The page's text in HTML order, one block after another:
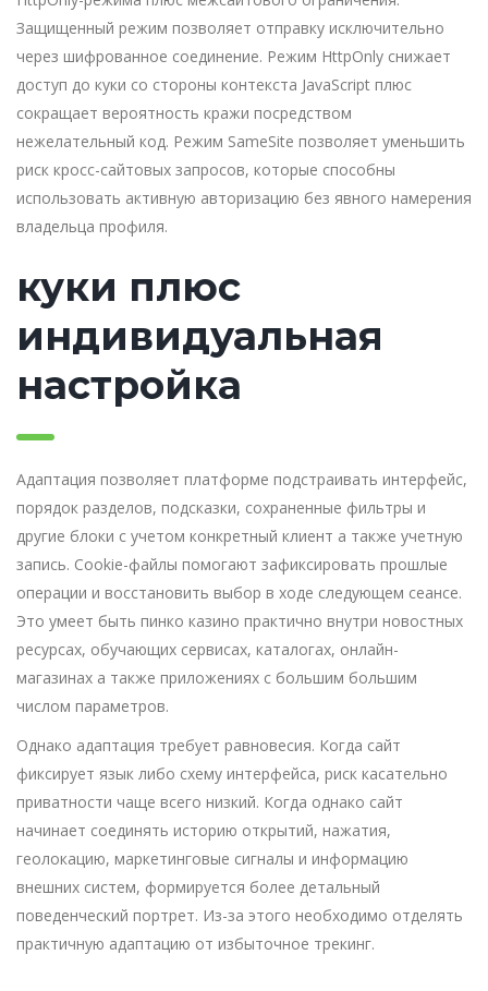
Защищенный режим позволяет отправку исключительно
через шифрованное соединение. Режим HttpOnly снижает
доступ до куки со стороны контекста JavaScript плюс
сокращает вероятность кражи посредством
нежелательный код. Режим SameSite позволяет уменьшить
риск кросс-сайтовых запросов, которые способны
использовать активную авторизацию без явного намерения
владельца профиля.
куки плюс
индивидуальная
настройка
Адаптация позволяет платформе подстраивать интерфейс,
порядок разделов, подсказки, сохраненные фильтры и
другие блоки с учетом конкретный клиент а также учетную
запись. Cookie-файлы помогают зафиксировать прошлые
операции и восстановить выбор в ходе следующем сеансе.
Это умеет быть пинко казино практично внутри новостных
ресурсах, обучающих сервисах, каталогах, онлайн-
магазинах а также приложениях с большим большим
числом параметров.
Однако адаптация требует равновесия. Когда сайт
фиксирует язык либо схему интерфейса, риск касательно
приватности чаще всего низкий. Когда однако сайт
начинает соединять историю открытий, нажатия,
геолокацию, маркетинговые сигналы и информацию
внешних систем, формируется более детальный
поведенческий портрет. Из-за этого необходимо отделять
практичную адаптацию от избыточное трекинг.